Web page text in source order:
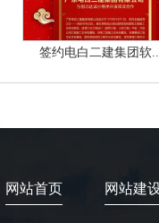
签约电白二建集团软...
网站首页 网站建